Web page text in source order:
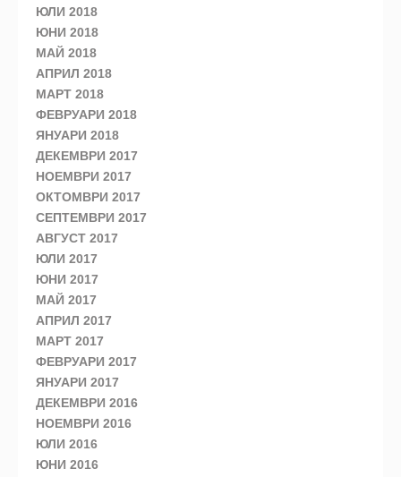
ЮЛИ 2018
ЮНИ 2018
МАЙ 2018
АПРИЛ 2018
МАРТ 2018
ФЕВРУАРИ 2018
ЯНУАРИ 2018
ДЕКЕМВРИ 2017
НОЕМВРИ 2017
ОКТОМВРИ 2017
СЕПТЕМВРИ 2017
АВГУСТ 2017
ЮЛИ 2017
ЮНИ 2017
МАЙ 2017
АПРИЛ 2017
МАРТ 2017
ФЕВРУАРИ 2017
ЯНУАРИ 2017
ДЕКЕМВРИ 2016
НОЕМВРИ 2016
ЮЛИ 2016
ЮНИ 2016